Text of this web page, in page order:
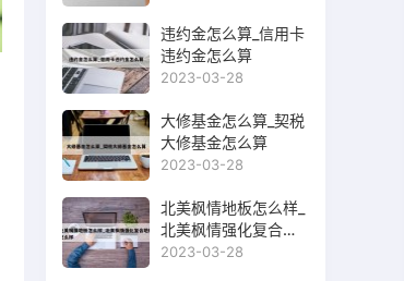
违约金怎么算_信用卡
违约金怎么算
2023-03-28
大修基金怎么算_契税
大修基金怎么算
2023-03-28
北美枫情地板怎么样_
北美枫情强化复合地
板怎么样
2023-03-28